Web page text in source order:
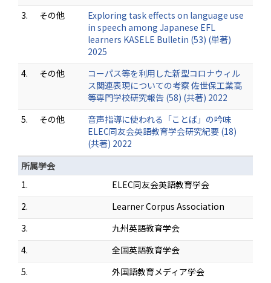
3.
その他
Exploring task effects on language use
in speech among Japanese EFL
learners KASELE Bulletin (53) (単著)
2025
4.
その他
コーパス等を利用した新型コロナウィル
ス関連表現についての考察 佐世保工業高
等専門学校研究報告 (58) (共著) 2022
5.
その他
音声指導に使われる「ことば」の吟味
ELEC同友会英語教育学会研究紀要 (18)
(共著) 2022
所属学会
1.
ELEC同友会英語教育学会
2.
Learner Corpus Association
3.
九州英語教育学会
4.
全国英語教育学会
5.
外国語教育メディア学会